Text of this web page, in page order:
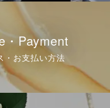
Payment
・お支払い方法